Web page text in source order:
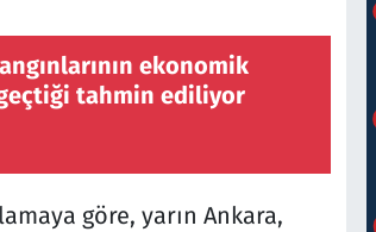
ekonomik
geçtiği tahmin ediliyor
göre, yarın Ankara,